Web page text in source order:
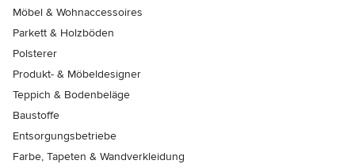
Möbel & Wohnaccessoires
Parkett & Holzböden
Polsterer
Produkt- & Möbeldesigner
Teppich & Bodenbeläge
Baustoffe
Entsorgungsbetriebe
Farbe, Tapeten & Wandverkleidung